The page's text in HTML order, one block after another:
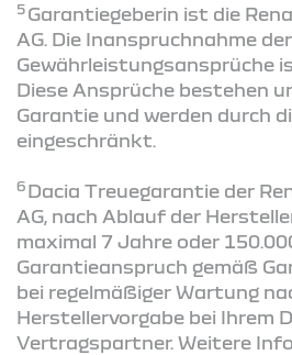
5 Garantiegeberin ist die
AG. Die Inanspruchnahme
Gewährleistungsansprüche
Diese Ansprüche bestehen
Garantie und werden durch
eingeschränkt.
6 Dacia Treuegarantie der
AG, nach Ablauf der
maximal 7 Jahre oder
Garantieanspruch gemäß
bei regelmäßiger Wartung
Herstellervorgabe bei Ihrem
Vertragspartner. Weitere